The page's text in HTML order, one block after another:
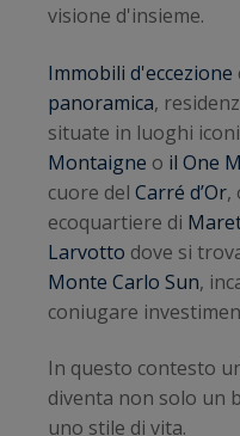
visione d'insieme.
Immobili d'eccezione
panoramica,
situate in luoghi
Montaigne o il One
cuore del Carré d’Or,
ecoquartiere di
Larvotto dove si
Monte Carlo Sun,
coniugare
In questo contesto
diventa non solo un
uno stile di vita.